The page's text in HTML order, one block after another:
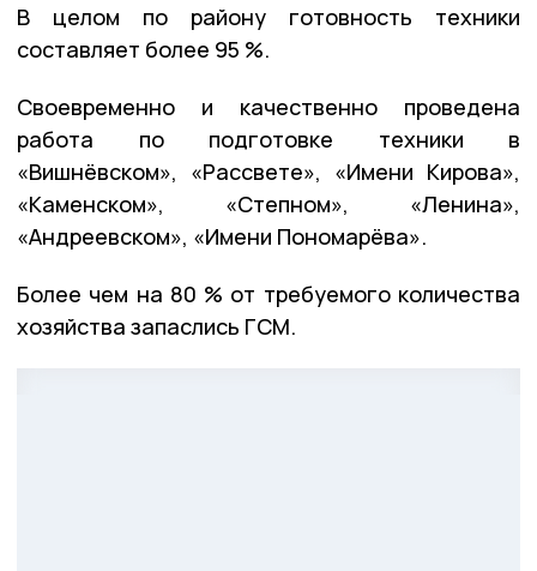
В целом по району готовность техники
составляет более 95 %.
Своевременно и качественно проведена
работа по подготовке техники в
«Вишнёвском», «Рассвете», «Имени Кирова»,
«Каменском», «Степном», «Ленина»,
«Андреевском», «Имени Пономарёва».
Более чем на 80 % от требуемого количества
хозяйства запаслись ГСМ.